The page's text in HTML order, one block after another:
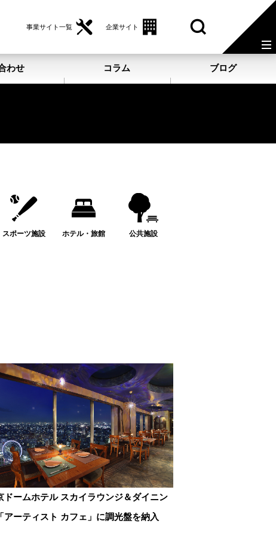
事業サイト一覧 企業サイト
わせ コラム ブログ
スポーツ施設 ホテル・旅館 公共施設
ドームホテル スカイラウンジ＆ダイニン
アーティスト カフェ」に調光盤を納入